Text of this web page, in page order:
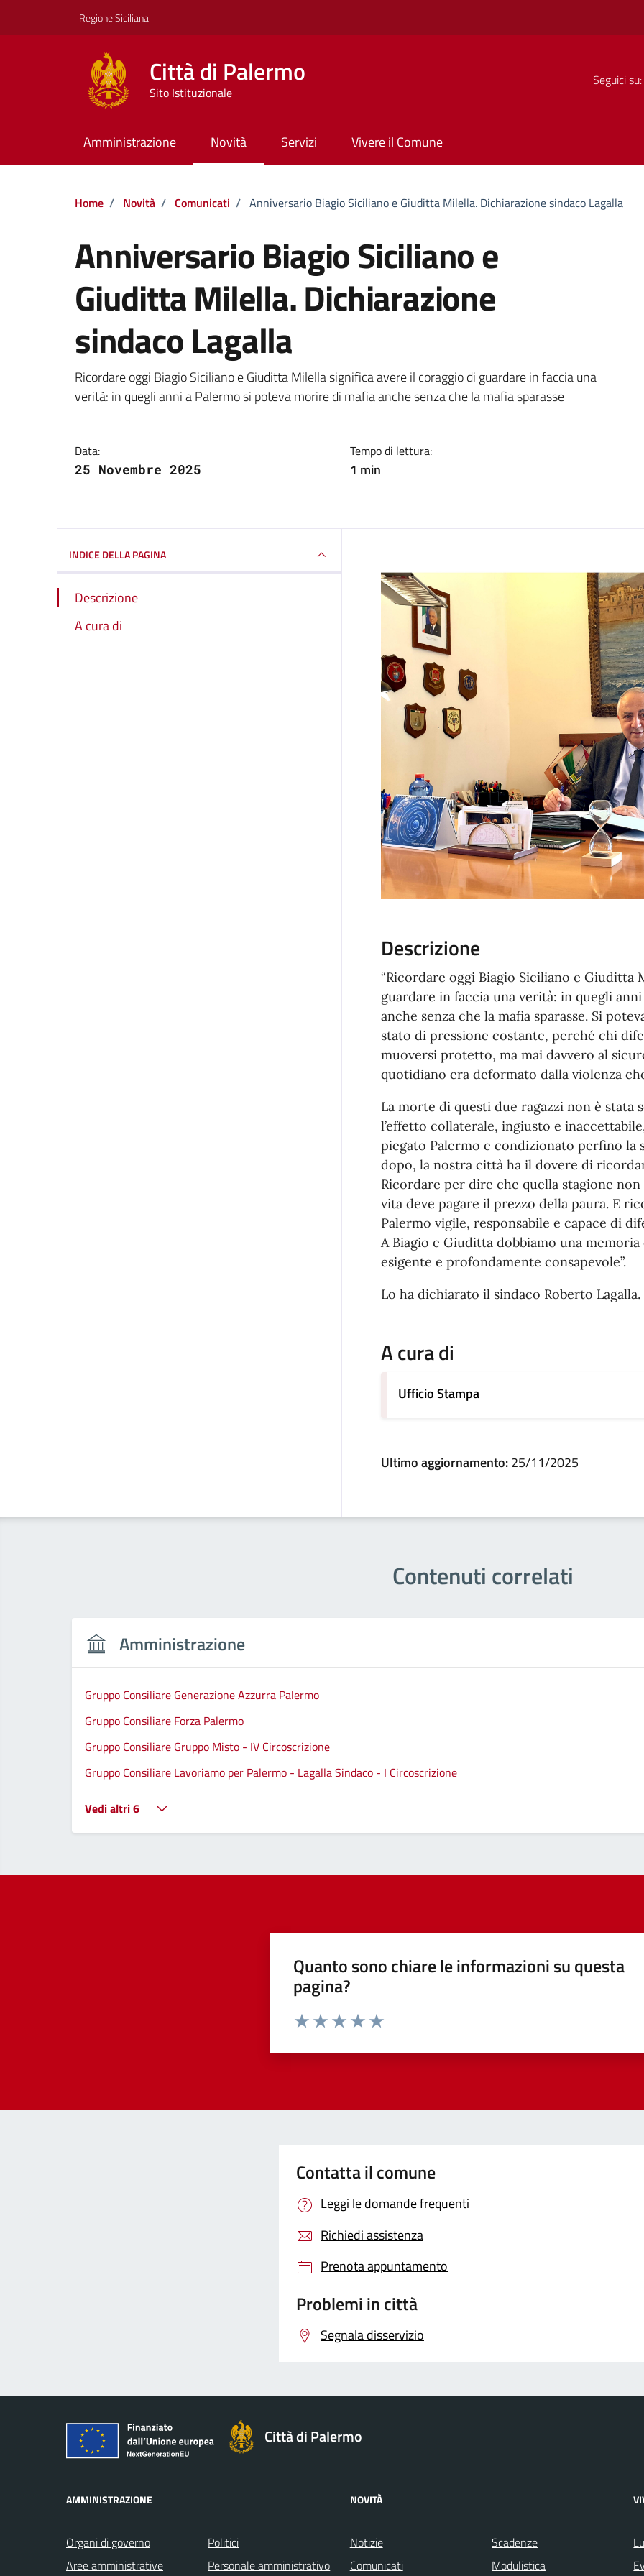
Regione Siciliana
Città di Palermo
Sito Istituzionale
Seguici su:
Amministrazione Novità Servizi Vivere il Comune
Home / Novità / Comunicati / Anniversario Biagio Siciliano e Giuditta Milella. Dichiarazione sindaco Lagalla
Anniversario Biagio Siciliano e
Giuditta Milella. Dichiarazione
sindaco Lagalla
Dettagli della notizia
Ricordare oggi Biagio Siciliano e Giuditta Milella significa avere il coraggio di guardare in faccia una
verità: in quegli anni a Palermo si poteva morire di mafia anche senza che la mafia sparasse
Data:
25 Novembre 2025
Tempo di lettura:
1 min
INDICE DELLA PAGINA
Descrizione
A cura di
Descrizione
“Ricordare oggi Biagio Siciliano e Giuditta
guardare in faccia una verità: in quegli
anche senza che la mafia sparasse. Si
stato di pressione costante, perché chi
muoversi protetto, ma mai davvero al
quotidiano era deformato dalla violenza
La morte di questi due ragazzi non è
l’effetto collaterale, ingiusto e
piegato Palermo e condizionato perfino la
dopo, la nostra città ha il dovere di
Ricordare per dire che quella stagione
vita deve pagare il prezzo della paura. E
Palermo vigile, responsabile e capace di
A Biagio e Giuditta dobbiamo una
esigente e profondamente consapevole”.
Lo ha dichiarato il sindaco Roberto Lagalla.
A cura di
Ufficio Stampa
Ultimo aggiornamento:25/11/2025
Contenuti correlati
Amministrazione
Gruppo Consiliare Generazione Azzurra Palermo
Gruppo Consiliare Forza Palermo
Gruppo Consiliare Gruppo Misto - IV Circoscrizione
Gruppo Consiliare Lavoriamo per Palermo - Lagalla Sindaco - I Circoscrizione
Vedi altri 6
Quanto sono chiare le informazioni su questa
pagina?
Contatta il comune
Leggi le domande frequenti
Richiedi assistenza
Prenota appuntamento
Problemi in città
Segnala disservizio
Città di Palermo
AMMINISTRAZIONE
Organi di governo
Aree amministrative
Politici
Personale amministrativo
NOVITÀ
Notizie
Comunicati
Scadenze
Modulistica